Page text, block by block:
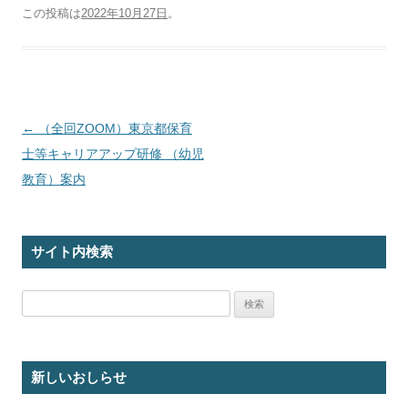
この投稿は2022年10月27日 。
投
稿
ナ
ー
←
（全回ZOOM）東京都保育
士等キャリアアップ研修 （幼児
教育）案内
サイト内検索
新しいおしらせ